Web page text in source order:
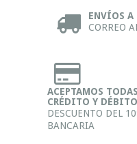
ENVÍOS A
CORREO
ACEPTAMOS
CRÉDITO Y DÉBITO
DESCUENTO DEL
BANCARIA